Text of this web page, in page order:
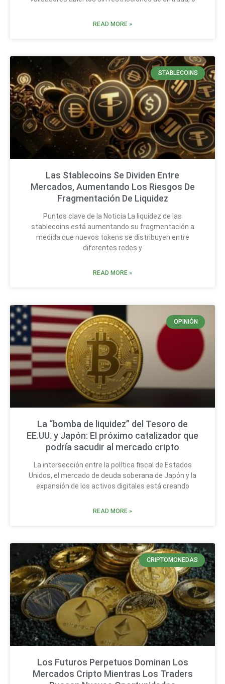
READ MORE »
STABLECOINS
Las Stablecoins Se Dividen Entre
Mercados, Aumentando Los Riesgos De
Fragmentación De Liquidez
Puntos clave de la Noticia La liquidez de las
stablecoins está aumentando su fragmentación a
medida que nuevos tokens se distribuyen entre
diferentes redes y
READ MORE »
OPINIÓN
La “bomba de liquidez” del Tesoro de
EE.UU. y Japón: El próximo catalizador que
podría sacudir al mercado cripto
La intersección entre la política fiscal de Estados
Unidos, el mercado de deuda soberana de Japón y la
expansión de los activos digitales está creando
READ MORE »
CRIPTOMONEDAS
Los Futuros Perpetuos Dominan Los
Mercados Cripto Mientras Los Traders